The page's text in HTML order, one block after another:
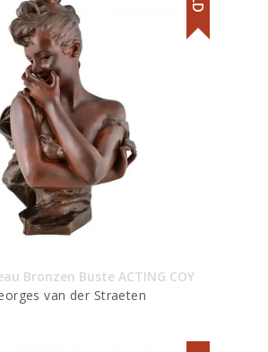
Bronzen Buste ACTING COY
van der Straeten